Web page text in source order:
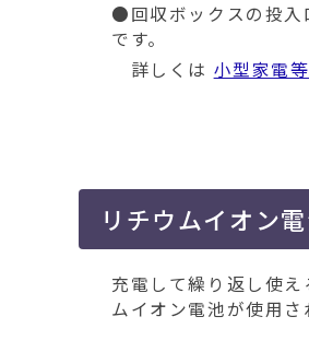
●回収ボックスの投
です。
詳しくは 小型家電
リチウムイオン
充電して繰り返し使
ムイオン電池が使用さ